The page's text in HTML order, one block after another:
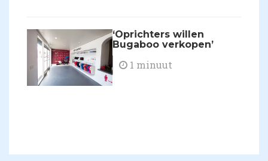
‘Oprichters willen
Bugaboo verkopen’
1 minuut